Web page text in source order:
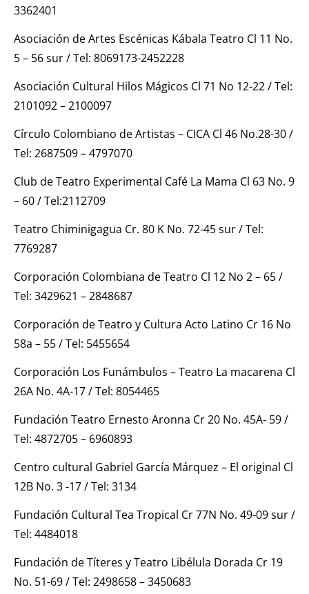
3362401
Asociación de Artes Escénicas Kábala Teatro Cl 11 No.
5 – 56 sur / Tel: 8069173-2452228
Asociación Cultural Hilos Mágicos Cl 71 No 12-22 / Tel:
2101092 – 2100097
Círculo Colombiano de Artistas – CICA Cl 46 No.28-30 /
Tel: 2687509 – 4797070
Club de Teatro Experimental Café La Mama Cl 63 No. 9
– 60 / Tel:2112709
Teatro Chiminigagua Cr. 80 K No. 72-45 sur / Tel:
7769287
Corporación Colombiana de Teatro Cl 12 No 2 – 65 /
Tel: 3429621 – 2848687
Corporación de Teatro y Cultura Acto Latino Cr 16 No
58a – 55 / Tel: 5455654
Corporación Los Funámbulos – Teatro La macarena Cl
26A No. 4A-17 / Tel: 8054465
Fundación Teatro Ernesto Aronna Cr 20 No. 45A- 59 /
Tel: 4872705 – 6960893
Centro cultural Gabriel García Márquez – El original Cl
12B No. 3 -17 / Tel: 3134
Fundación Cultural Tea Tropical Cr 77N No. 49-09 sur /
Tel: 4484018
Fundación de Títeres y Teatro Libélula Dorada Cr 19
No. 51-69 / Tel: 2498658 – 3450683